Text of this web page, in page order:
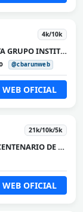
4k/10k
INSTITUTO MÉDICO
@cbarunweb
WEB OFICIAL
21k/10k/5k
DE VILLA NUEVA
WEB OFICIAL